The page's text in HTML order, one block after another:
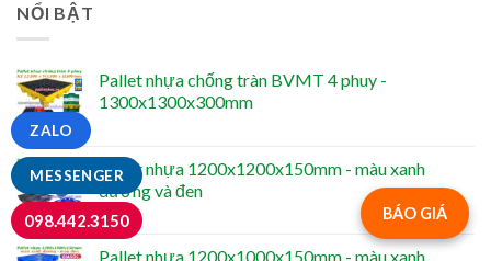
NỔI BẬT
Pallet nhựa chống tràn BVMT 4 phuy -
1300x1300x300mm
Pallet nhựa 1200x1200x150mm - màu xanh
dương và đen
Pallet nhựa 1200x1000x150mm - màu xanh
BÁO GIÁ
MESSENGER
ZALO
098.442.3150